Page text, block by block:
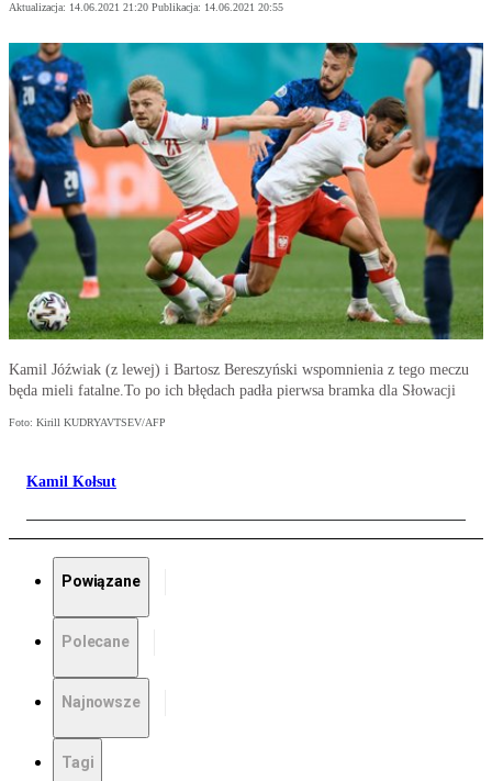
Aktualizacja: 14.06.2021 21:20 Publikacja: 14.06.2021 20:55
Kamil Jóźwiak (z lewej) i Bartosz Bereszyński wspomnienia z tego meczu
będa mieli fatalne.To po ich błędach padła pierwsa bramka dla Słowacji
Foto: Kirill KUDRYAVTSEV/AFP
Kamil Kołsut
Powiązane
Polecane
Najnowsze
Tagi